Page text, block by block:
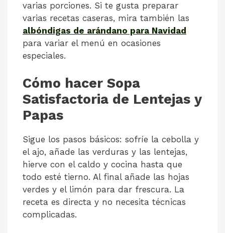
varias porciones. Si te gusta preparar
varias recetas caseras, mira también las
albóndigas de arándano para Navidad
para variar el menú en ocasiones
especiales.
Cómo hacer Sopa
Satisfactoria de Lentejas y
Papas
Sigue los pasos básicos: sofríe la cebolla y
el ajo, añade las verduras y las lentejas,
hierve con el caldo y cocina hasta que
todo esté tierno. Al final añade las hojas
verdes y el limón para dar frescura. La
receta es directa y no necesita técnicas
complicadas.